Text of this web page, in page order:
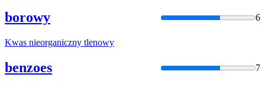
borowy 6
Kwas nieorganiczny tlenowy
benzoes 7